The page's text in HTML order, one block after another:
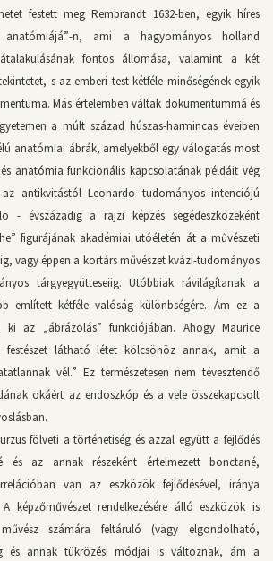
festett meg Rembrandt 1632-ben, egyik híres
n, ami a hagyományos holland
fontos állomása, valamint a két
s az emberi test kétféle minőségének egyik
Más értelemben váltak dokumentummá és
a múlt század húszas-harmincas éveiben
anatómiai ábrák, amelyekből egy válogatás most
anatómia funkcionális kapcsolatának példáit vég
antikvitástól Leonardo tudományos intenciójú
- évszázadig a rajzi képzés segédeszközeként
figurájának akadémiai utóéletén át a művészeti
vagy éppen a kortárs művészet kvázi-tudományos
tárgyegyütteseiig. Utóbbiak rávilágítanak a
említett kétféle valóság különbségére. Ám ez a
ki az „ábrázolás” funkciójában. Ahogy Maurice
festészet látható létet kölcsönöz annak, amit a
vél.” Ez természetesen nem tévesztendő
okáért az endoszkóp és a vele összekapcsolt
fölveti a történetiség és azzal együtt a fejlődés
és az annak részeként értelmezett bonctané,
van az eszközök fejlődésével, iránya
képzőművészet rendelkezésére álló eszközök is
számára feltáruló (vagy elgondolható,
és annak tükrözési módjai is változnak, ám a